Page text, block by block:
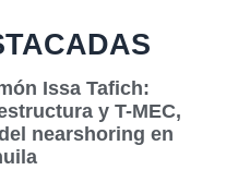
Issa Tafich:
y T-MEC,
nearshoring en